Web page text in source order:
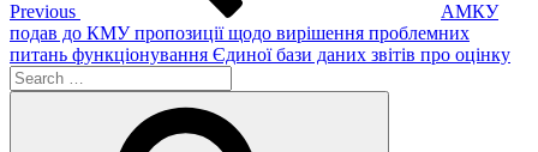
Previous
АМКУ
подав до КМУ пропозиції щодо вирішення проблемних
питань функціонування Єдиної бази даних звітів про оцінку
Search
for: